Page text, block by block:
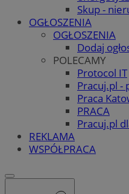
Skup -
OGŁOSZENIA
OGŁOSZENIA
Dodaj
POLECAMY
Protocol IT
Pracuj.pl -
Praca
PRACA
Pracuj.pl
REKLAMA
WSPÓŁPRACA